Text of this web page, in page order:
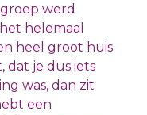
werd
helemaal
heel groot huis
dat je dus iets
was, dan zit
een